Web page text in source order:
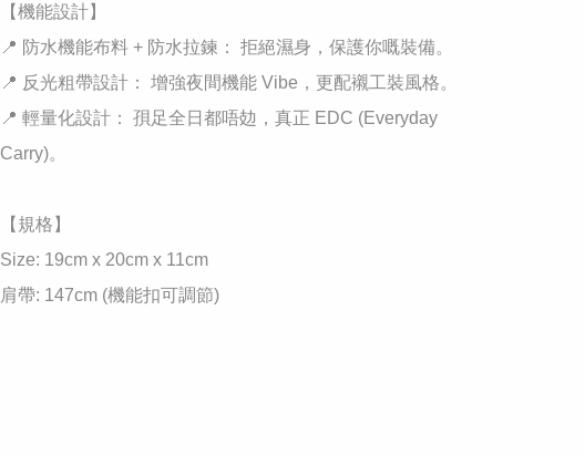
​【機能設計】
​📍 防水機能布料 + 防水拉鍊： 拒絕濕身，保護你嘅裝備。
​📍 反光粗帶設計： 增強夜間機能 Vibe，更配襯工裝風格。
​📍 輕量化設計： 孭足全日都唔攰，真正 EDC (Everyday
Carry)。
​【規格】
​Size: 19cm x 20cm x 11cm
​肩帶: 147cm (機能扣可調節)